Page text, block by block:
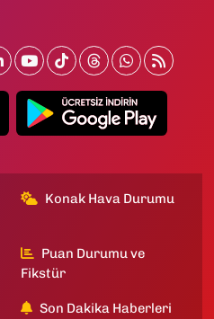
Konak Hava Durumu
Puan Durumu ve
Fikstür
Son Dakika Haberleri